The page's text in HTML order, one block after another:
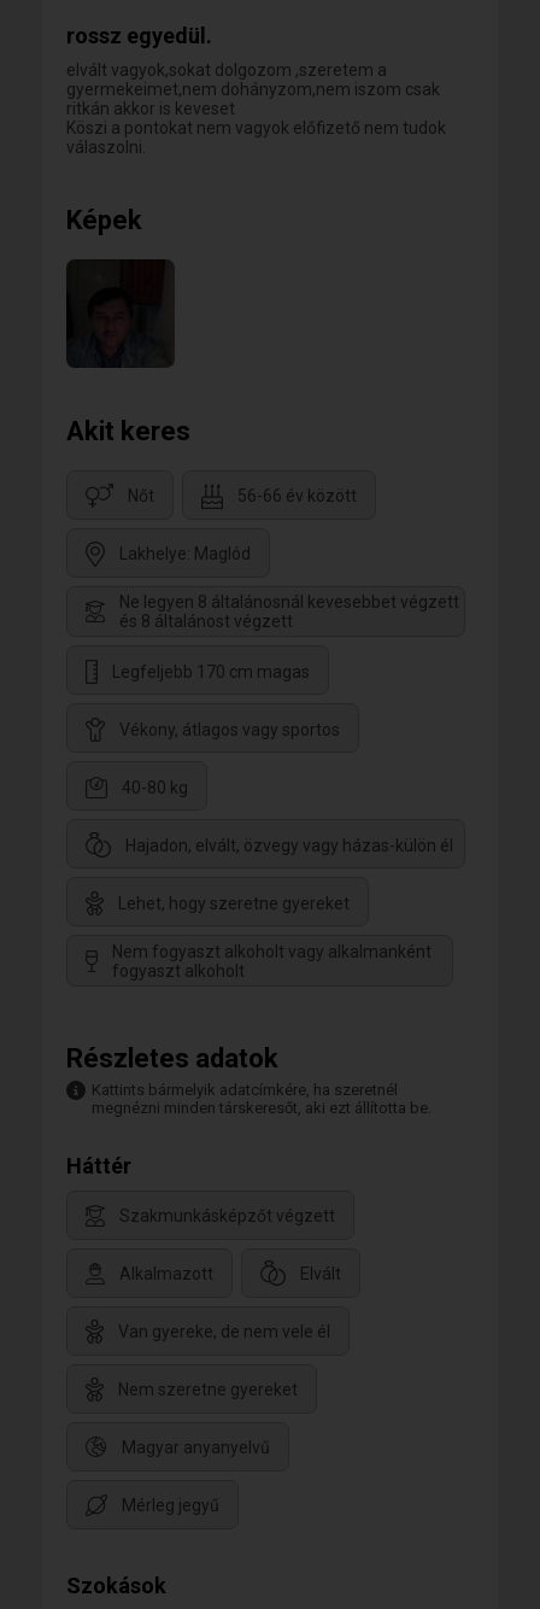
rossz egyedül.
elvált vagyok,sokat dolgozom ,szeretem a
gyermekeimet,nem dohányzom,nem iszom csak
ritkán akkor is keveset
Köszi a pontokat nem vagyok előfizető nem tudok
válaszolni.
Képek
Akit keres
Nőt 56-66 év között
Lakhelye: Maglód
Ne legyen 8 általánosnál kevesebbet végzett
és 8 általánost végzett
Legfeljebb 170 cm magas
Vékony, átlagos vagy sportos
40-80 kg
Hajadon, elvált, özvegy vagy házas-külön él
Lehet, hogy szeretne gyereket
Nem fogyaszt alkoholt vagy alkalmanként
fogyaszt alkoholt
Részletes adatok
Kattints bármelyik adatcímkére, ha szeretnél
megnézni minden társkeresőt, aki ezt állította be.
Háttér
Szakmunkásképzőt végzett
Alkalmazott Elvált
Van gyereke, de nem vele él
Nem szeretne gyereket
Magyar anyanyelvű
Mérleg jegyű
Szokások